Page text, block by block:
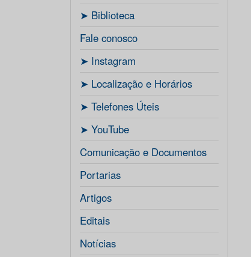
ㅤ➤ Biblioteca
Fale conosco
ㅤ➤ Instagram
ㅤ➤ Localização e Horários
ㅤ➤ Telefones Úteis
ㅤ➤ YouTube
Comunicação e Documentos
Portarias
Artigos
Editais
Notícias